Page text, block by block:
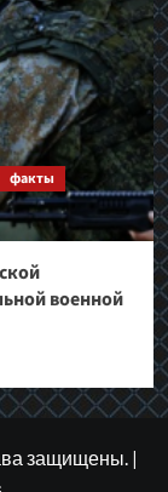
факты
военной
защищены. |